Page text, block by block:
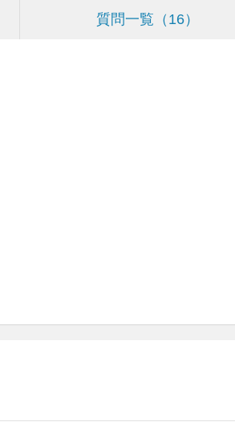
質問一覧 16